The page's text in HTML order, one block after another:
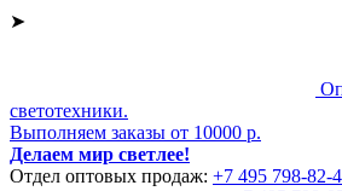
➤
светотехники.
Выполняем заказы от 10000 р.
Делаем мир светлее!
Отдел оптовых продаж: +7 495 798-82-